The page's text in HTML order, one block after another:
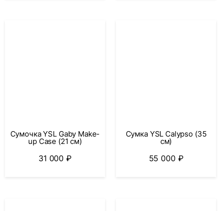
Сумочка YSL Gaby Make-
up Case (21 см)
31 000₽
Сумка YSL Calypso (35
см)
55 000 ₽